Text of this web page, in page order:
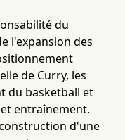
du
l'expansion des
de Curry, les
du basketball et
entraînement.
d'une